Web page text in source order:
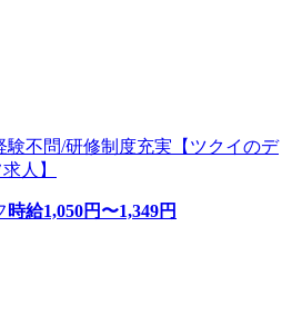
験不問/研修制度充実【ツクイのデ
人】
時給1,050円〜1,349円